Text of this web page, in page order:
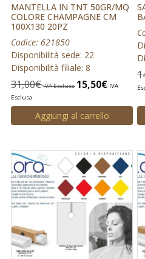
MANTELLA IN TNT 50GR/MQ
COLORE CHAMPAGNE CM
100X130 20PZ
Codice: 621850
Disponibilità sede: 22
Disponibilità filiale: 8
31,00€ IVA Esclusa 15,50€ IVA
Esclusa
Aggiungi al carrello